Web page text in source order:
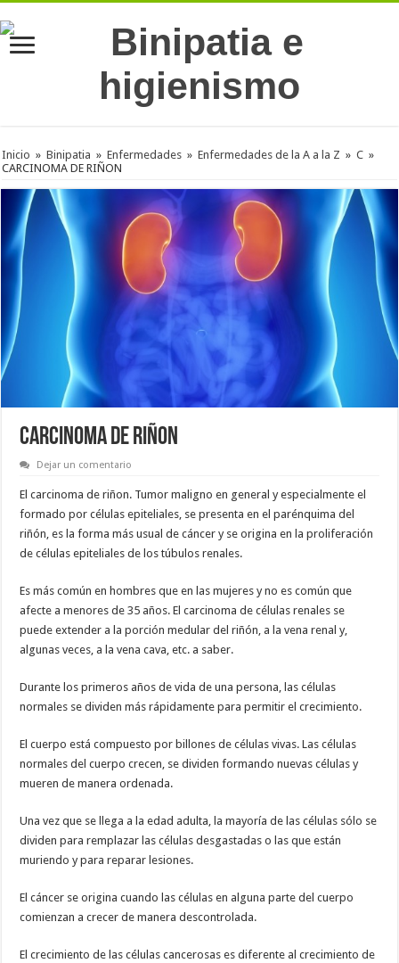
Inicio » Binipatia » Enfermedades » Enfermedades de la A a la Z » C »
CARCINOMA DE RIÑON
CARCINOMA DE RIÑON
Dejar un comentario
El carcinoma de riñon. Tumor maligno en general y especialmente el
formado por células epiteliales, se presenta en el parénquima del
riñón, es la forma más usual de cáncer y se origina en la proliferación
de células epiteliales de los túbulos renales.
Es más común en hombres que en las mujeres y no es común que
afecte a menores de 35 años. El carcinoma de células renales se
puede extender a la porción medular del riñón, a la vena renal y,
algunas veces, a la vena cava, etc. a saber.
Durante los primeros años de vida de una persona, las células
normales se dividen más rápidamente para permitir el crecimiento.
El cuerpo está compuesto por billones de células vivas. Las células
normales del cuerpo crecen, se dividen formando nuevas células y
mueren de manera ordenada.
Una vez que se llega a la edad adulta, la mayoría de las células sólo se
dividen para remplazar las células desgastadas o las que están
muriendo y para reparar lesiones.
El cáncer se origina cuando las células en alguna parte del cuerpo
comienzan a crecer de manera descontrolada.
El crecimiento de las células cancerosas es diferente al crecimiento de